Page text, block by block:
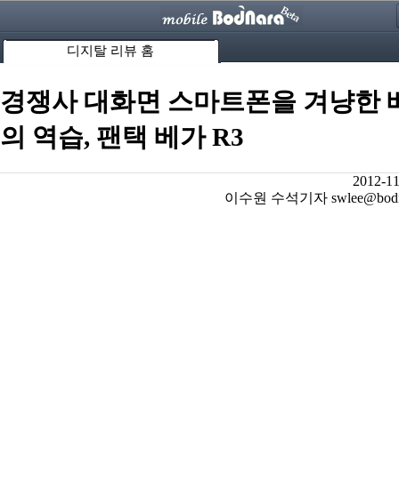
디지탈 리뷰 홈
경쟁사 대화면 스마트폰을 겨냥한
의 역습, 팬택 베가 R3
2012-
이수원 수석기자